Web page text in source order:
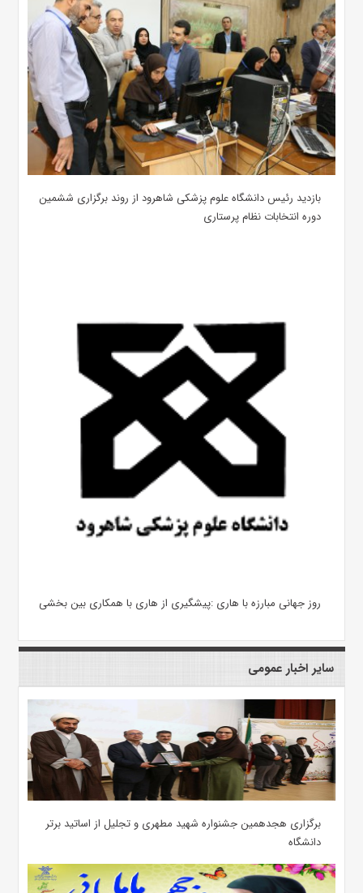
بازدید رئیس دانشگاه علوم پزشکی شاهرود از روند برگزاری ششمین
دوره انتخابات نظام پرستاری
روز جهانی مبارزه با هاری :پیشگیری از هاری با همکاری بین بخشی
سایر اخبار عمومی
برگزاری هجدهمین جشنواره شهید مطهری و تجلیل از اساتید برتر
دانشگاه